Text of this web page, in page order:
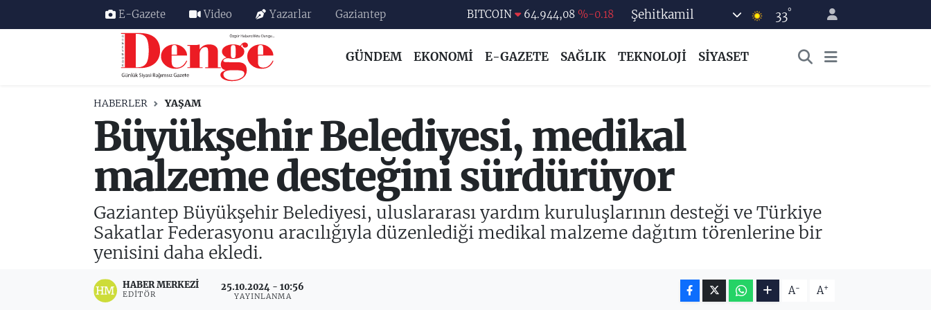
E-Gazete Video Yazarlar Gaziantep DOLAR 47,7436 %0.18
STERLİN
64,4811 %0.38
BITCOIN
64.944,08 %-0.18
Şehitkamil 33°
GÜNDEM EKONOMİ E-GAZETE SAĞLIK TEKNOLOJİ SİYASET
HABERLER YAŞAM
Büyükşehir Belediyesi, medikal
malzeme desteğini sürdürüyor
Gaziantep Büyükşehir Belediyesi, uluslararası yardım kuruluşlarının desteği ve Türkiye
Sakatlar Federasyonu aracılığıyla düzenlediği medikal malzeme dağıtım törenlerine bir
yenisini daha ekledi.
HABER MERKEZI
EDITÖR
25.10.2024 - 10:56
YAYINLANMA A- A+
Nöbetçi Eczaneler
Trafik Durumu
Süper Lig Puan Durumu ve Fikstür
Tüm Manşetler
Son Dakika Haberleri
Haber Arşivi